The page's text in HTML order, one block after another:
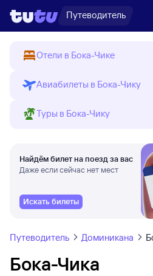
Путеводитель
Отели в Бока-Чике
Авиабилеты в Бока-Чику
Туры в Бока-Чику
Найдём билет на поезд за вас
Даже если сейчас нет мест
Искать билеты
Путеводитель Доминикана
Бока-Чика